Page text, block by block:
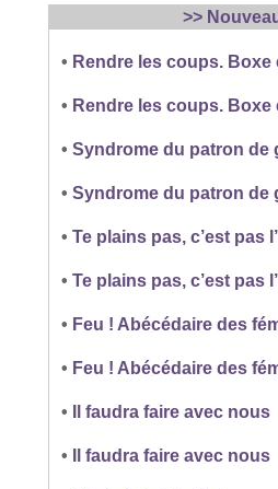
>>
• Rendre les coups.
• Rendre les coups.
•Syndrome du patron de
•Syndrome du patron de
•Te plains pas, c’est pas
•Te plains pas, c’est pas
• Feu ! Abécédaire des
• Feu ! Abécédaire des
• Il faudra faire avec nous
• Il faudra faire avec nous